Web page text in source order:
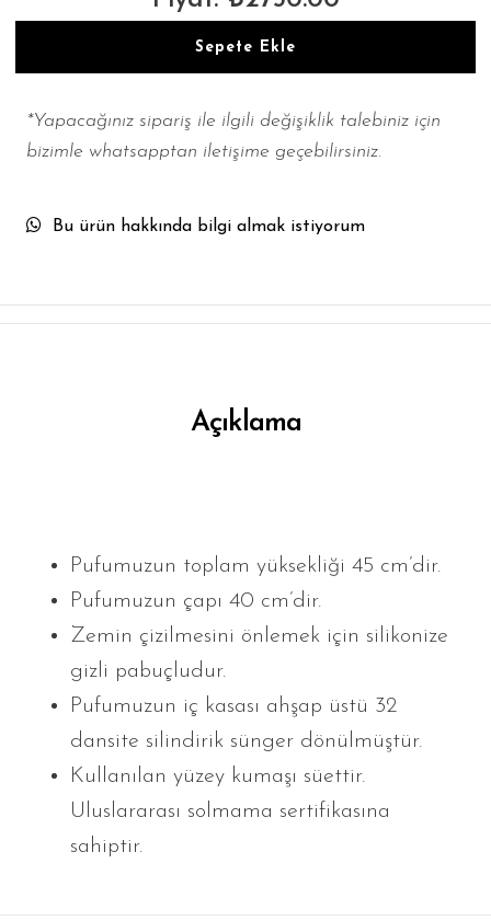
Sepete Ekle
*Yapacağınız sipariş ile ilgili değişiklik talebiniz için
bizimle whatsapptan iletişime geçebilirsiniz.
Bu ürün hakkında bilgi almak istiyorum
Açıklama
Pufumuzun toplam yüksekliği 45 cm’dir.
Pufumuzun çapı 40 cm’dir.
Zemin çizilmesini önlemek için silikonize
gizli pabuçludur.
Pufumuzun iç kasası ahşap üstü 32
dansite silindirik sünger dönülmüştür.
Kullanılan yüzey kumaşı süettir.
Uluslararası solmama sertifikasına
sahiptir.